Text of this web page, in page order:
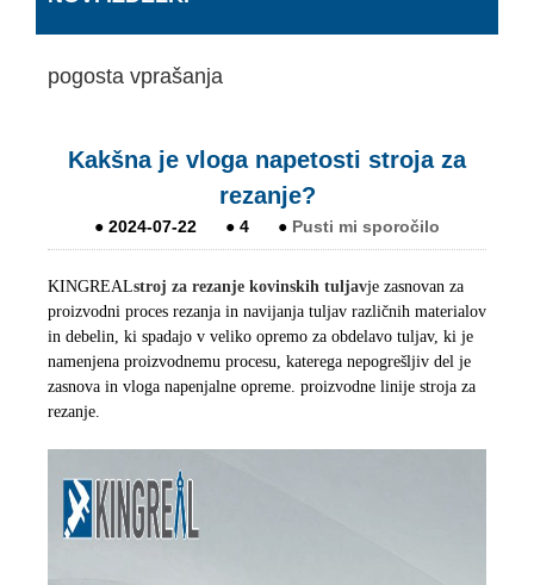
pogosta vprašanja
Kakšna je vloga napetosti stroja za
rezanje?
● 2024-07-22 ● 4 ● Pusti mi sporočilo
KINGREALstroj za rezanje kovinskih tuljavje zasnovan za
proizvodni proces rezanja in navijanja tuljav različnih materialov
in debelin, ki spadajo v veliko opremo za obdelavo tuljav, ki je
namenjena proizvodnemu procesu, katerega nepogrešljiv del je
zasnova in vloga napenjalne opreme. proizvodne linije stroja za
rezanje.